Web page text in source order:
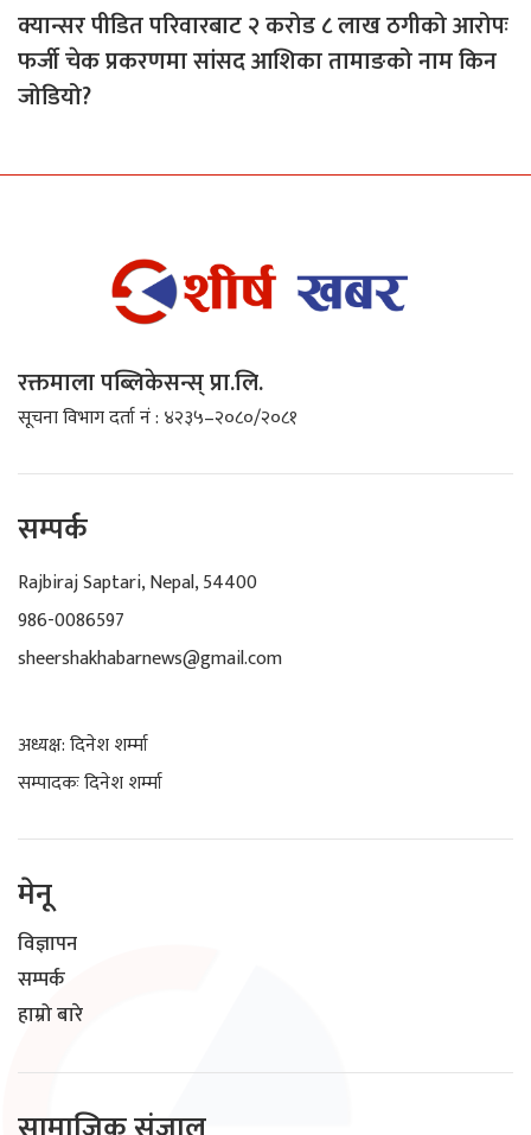
क्यान्सर पीडित परिवारबाट २ करोड ८ लाख ठगीको आरोपः
फर्जी चेक प्रकरणमा सांसद आशिका तामाङको नाम किन
जोडियो?
रक्तमाला पब्लिकेसन्स् प्रा.लि.
सूचना विभाग दर्ता नं : ४२३५–२०८०/२०८१
सम्पर्क
Rajbiraj Saptari, Nepal, 54400
986-0086597
sheershakhabarnews@gmail.com
अध्यक्ष: दिनेश शर्म्मा
सम्पादकः दिनेश शर्म्मा
मेनू
विज्ञापन
सम्पर्क
हाम्रो बारे